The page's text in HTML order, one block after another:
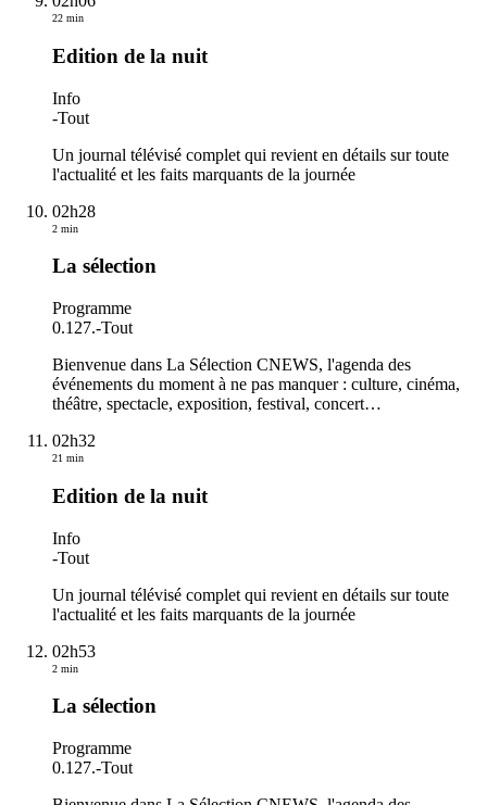
22 min
Edition de la nuit
Info
-Tout
Un journal télévisé complet qui revient en détails sur toute
l'actualité et les faits marquants de la journée
02h28
2 min
La sélection
Programme
0.127.-Tout
Bienvenue dans La Sélection CNEWS, l'agenda des
événements du moment à ne pas manquer : culture, cinéma,
théâtre, spectacle, exposition, festival, concert…
02h32
21 min
Edition de la nuit
Info
-Tout
Un journal télévisé complet qui revient en détails sur toute
l'actualité et les faits marquants de la journée
02h53
2 min
La sélection
Programme
0.127.-Tout